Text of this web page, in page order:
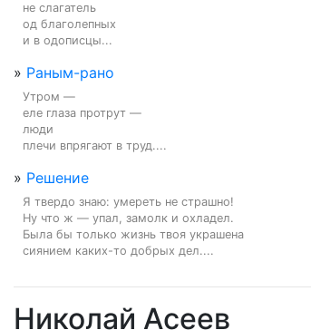
не слагатель
од благолепных
и в одописцы...
» Раным-рано
Утром —
еле глаза протрут —
люди
плечи впрягают в труд....
» Решение
Я твердо знаю: умереть не страшно!
Ну что ж — упал, замолк и охладел.
Была бы только жизнь твоя украшена
сиянием каких-то добрых дел....
Николай Асеев